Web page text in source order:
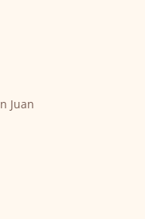
Juan